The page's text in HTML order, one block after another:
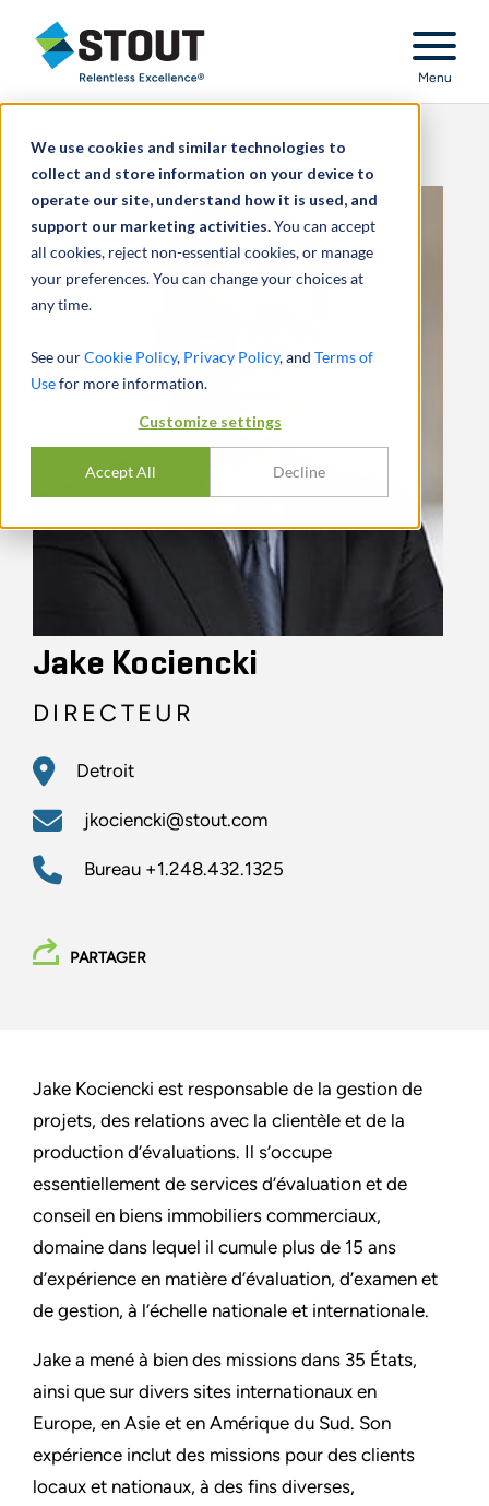
We use cookies and similar technologies to
collect and store information on your device to
operate our site, understand how it is used, and
support our marketing activities.You can accept
all cookies, reject non-essential cookies, or manage
your preferences. You can change your choices at
any time.
See ourCookie Policy, Privacy Policy, and Terms of
Usefor more information.
Customize settings
Accept All Decline
Stout Relentless Excellence
Menu
Jake Kociencki
DIRECTEUR
Detroit
jkociencki@stout.com
Bureau +1.248.432.1325
PARTAGER
Jake Kociencki est responsable de la gestion de
projets, des relations avec la clientèle et de la
production d’évaluations. Il s’occupe
essentiellement de services d’évaluation et de
conseil en biens immobiliers commerciaux,
domaine dans lequel il cumule plus de 15 ans
d’expérience en matière d’évaluation, d’examen et
de gestion, à l’échelle nationale et internationale.
Jake a mené à bien des missions dans 35 États,
ainsi que sur divers sites internationaux en
Europe, en Asie et en Amérique du Sud. Son
expérience inclut des missions pour des clients
locaux et nationaux, à des fins diverses,